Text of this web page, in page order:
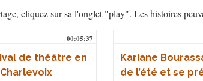
cliquez sur sa l'onglet "play". Les histoires
00:05:37
de théâtre en
Kariane
de l’été et se